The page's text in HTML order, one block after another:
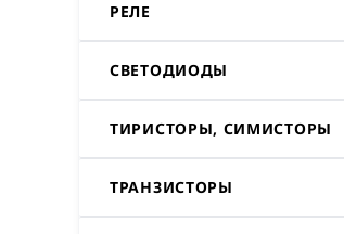
РЕЛЕ
СВЕТОДИОДЫ
ТИРИСТОРЫ, СИМИСТОРЫ
ТРАНЗИСТОРЫ